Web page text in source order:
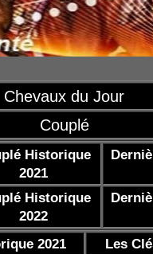
Chevaux du Jour
Couplé
Historique
2021
Historique
2022
2021
Les